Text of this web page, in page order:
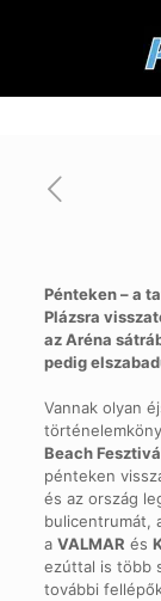
Pénteken – a
Plázsra
az Aréna
pedig
Vannak olyan
Beach
pénteken
és az ország
bulicentrumát,
a VALMAR és
ezúttal is több
további